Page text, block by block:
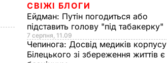
СВІЖІ БЛОГИ
Ейдман: Путін погодиться або
підставить голову "під табакерку"
7 серпня, 11.09
Чепинога: Досвід медиків корпусу
Білецького зі збереження життів є